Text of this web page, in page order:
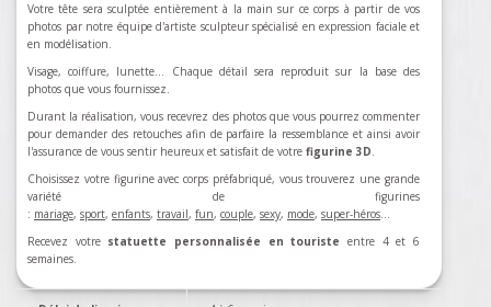
Votre tête sera sculptée entièrement à la main sur ce corps à partir de vos
photos par notre équipe d'artiste sculpteur spécialisé en expression faciale et
en modélisation.
Visage, coiffure, lunette... Chaque détail sera reproduit sur la base des
photos que vous fournissez.
Durant la réalisation, vous recevrez des photos que vous pourrez commenter
pour demander des retouches afin de parfaire la ressemblance et ainsi avoir
l'assurance de vous sentir heureux et satisfait de votre figurine 3D.
Choisissez votre figurine avec corps préfabriqué, vous trouverez une grande
variété de figurines
: mariage, sport, enfants, travail, fun, couple, sexy, mode, super-héros…
Recevez votre statuette personnalisée en touriste entre 4 et 6
semaines.